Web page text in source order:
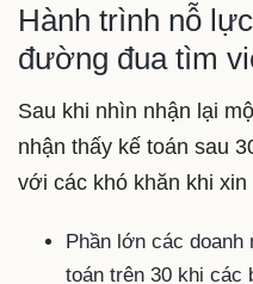
Hành trình nỗ
đường đua tìm
Sau khi nhìn nhận lại
nhận thấy kế toán sau
với các khó khăn khi
Phần lớn các doanh
toán trên 30 khi các